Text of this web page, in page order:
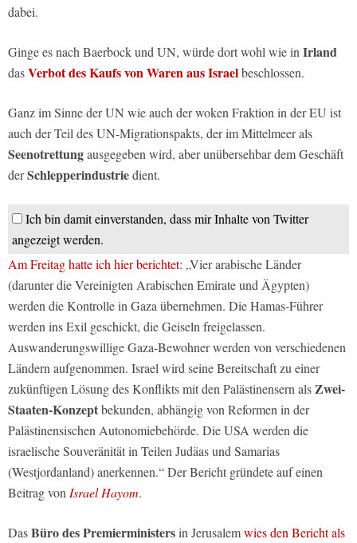
dabei.
Ginge es nach Baerbock und UN, würde dort wohl wie in Irland
dasVerbot des Kaufs von Waren aus Israelbeschlossen.
Ganz im Sinne der UN wie auch der woken Fraktion in der EU ist
auch der Teil des UN-Migrationspakts, der im Mittelmeer als
Seenotrettungausgegeben wird, aber unübersehbar dem Geschäft
derSchlepperindustriedient.
Ich bin damit einverstanden, dass mir Inhalte von Twitter
angezeigt werden.
Am Freitag hatte ich hier berichtet: „Vier arabische Länder
(darunter die Vereinigten Arabischen Emirate und Ägypten)
werden die Kontrolle in Gaza übernehmen. Die Hamas-Führer
werden ins Exil geschickt, die Geiseln freigelassen.
Auswanderungswillige Gaza-Bewohner werden von verschiedenen
Ländern aufgenommen. Israel wird seine Bereitschaft zu einer
zukünftigen Lösung des Konflikts mit den Palästinensern alsZwei-
Staaten-Konzeptbekunden, abhängig von Reformen in der
Palästinensischen Autonomiebehörde. Die USA werden die
israelische Souveränität in Teilen Judäas und Samarias
(Westjordanland) anerkennen.“ Der Bericht gründete auf einen
Beitrag von Israel Hayom.
DasBüro des Premierministersin Jerusalemwies den Bericht als